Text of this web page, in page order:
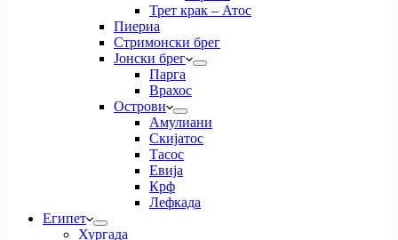
Трет крак – Атос
Пиериа
Стримонски брег
Јонски брег
Парга
Врахос
Острови
Амулиани
Скијатос
Тасос
Евија
Крф
Лефкада
Египет
Хургада